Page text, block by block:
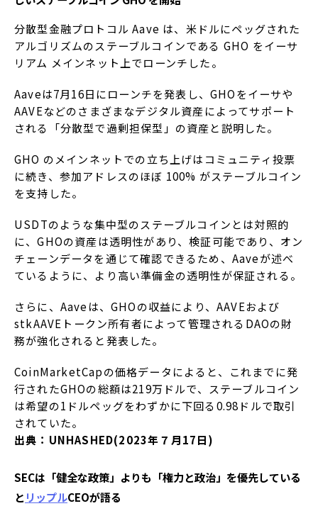
分散型金融プロトコル Aave は、米ドルにペッグされた
アルゴリズムのステーブルコインである GHO をイーサ
リアム メインネット上でローンチした。
Aaveは7月16日にローンチを発表し、GHOをイーサや
AAVEなどのさまざまなデジタル資産によってサポート
される「分散型で過剰担保型」の資産と説明した。
GHO のメインネットでの立ち上げはコミュニティ投票
に続き、参加アドレスのほぼ 100% がステーブルコイン
を支持した。
USDTのような集中型のステーブルコインとは対照的
に、GHOの資産は透明性があり、検証可能であり、オン
チェーンデータを通じて確認できるため、Aaveが述べ
ているように、より高い準備金の透明性が保証される。
さらに、Aaveは、GHOの収益により、AAVEおよび
stkAAVEトークン所有者によって管理されるDAOの財
務が強化されると発表した。
CoinMarketCapの価格データによると、これまでに発
行されたGHOの総額は219万ドルで、ステーブルコイン
は希望の1ドルペッグをわずかに下回る0.98ドルで取引
されていた。
出典：UNHASHED(2023年７月17日)
SECは「健全な政策」よりも「権力と政治」を優先している
と リップルCEOが語る